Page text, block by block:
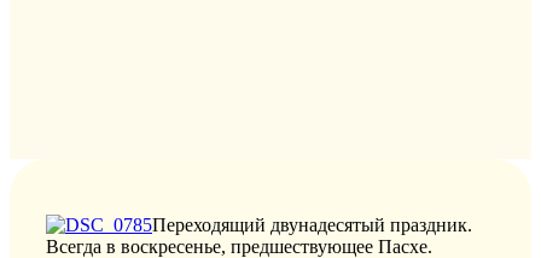
Переходящий двунадесятый праздник.
Всегда в воскресенье, предшествующее Пасхе.